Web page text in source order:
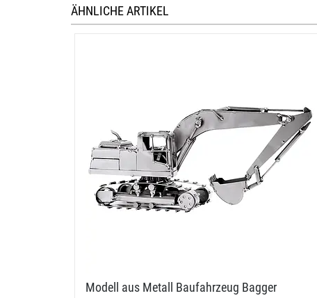
ÄHNLICHE ARTIKEL
Modell aus Metall Baufahrzeug Bagger